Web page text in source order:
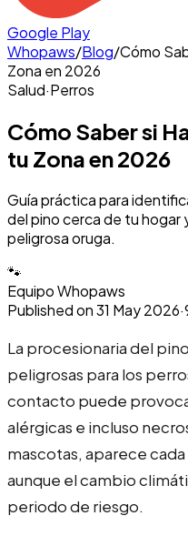
Google Play
Whopaws/Blog/Cómo
Zona en 2026
Salud·Perros
Cómo Saber si
tu Zona en 2026
Guía práctica para
del pino cerca de tu
peligrosa oruga.
🐾
Equipo Whopaws
Published on31 May 2026·
La procesionaria del
peligrosas para los
contacto puede
alérgicas e incluso
mascotas, aparece
aunque el cambio
periodo de riesgo.